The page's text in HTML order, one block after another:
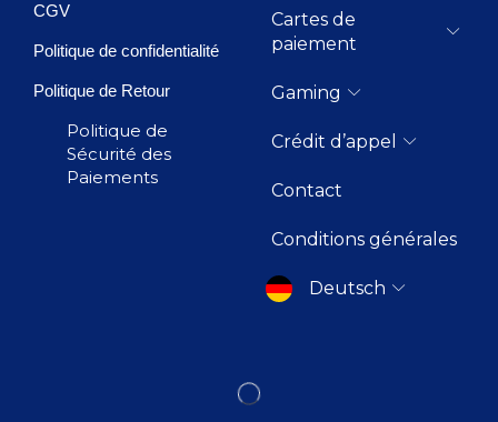
CGV
Politique de confidentialité
Politique de Retour
Politique de
Sécurité des
Paiements
Cartes de
paiement
Gaming
Crédit d’appel
Contact
Conditions générales
Deutsch